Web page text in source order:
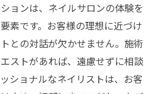
ョンは、ネイルサロンの体験を
素です。お客様の理想に近づけ
との対話が欠かせません。施術
ストがあれば、遠慮せずに相談
ショナルなネイリストは、お客